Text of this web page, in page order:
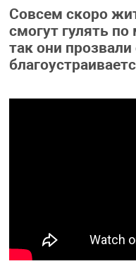
Совсем скоро
смогут гулять
так они